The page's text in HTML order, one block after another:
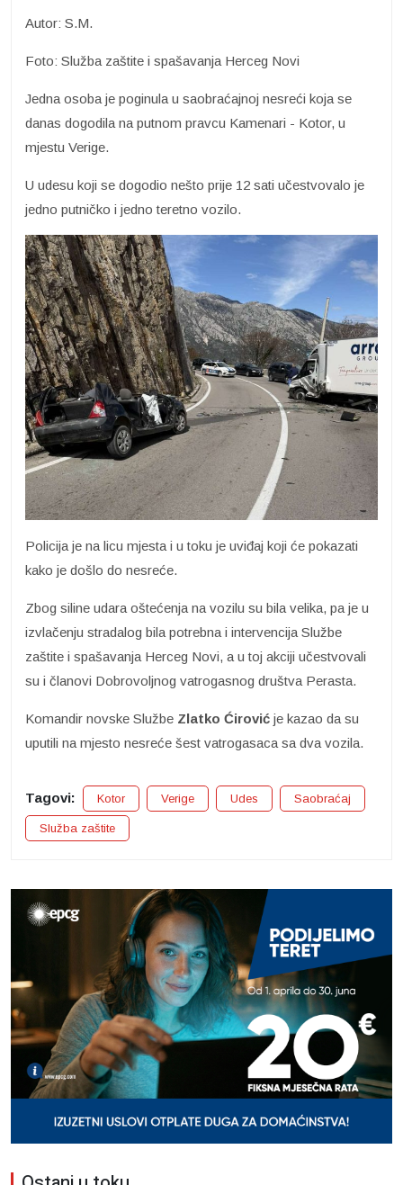
Autor: S.M.
Foto: Služba zaštite i spašavanja Herceg Novi
Jedna osoba je poginula u saobraćajnoj nesreći koja se
danas dogodila na putnom pravcu Kamenari - Kotor, u
mjestu Verige.
U udesu koji se dogodio nešto prije 12 sati učestvovalo je
jedno putničko i jedno teretno vozilo.
Policija je na licu mjesta i u toku je uviđaj koji će pokazati
kako je došlo do nesreće.
Zbog siline udara oštećenja na vozilu su bila velika, pa je u
izvlačenju stradalog bila potrebna i intervencija Službe
zaštite i spašavanja Herceg Novi, a u toj akciji učestvovali
su i članovi Dobrovoljnog vatrogasnog društva Perasta.
Komandir novske Službe Zlatko Ćirović je kazao da su
uputili na mjesto nesreće šest vatrogasaca sa dva vozila.
Tagovi: Kotor Verige Udes Saobraćaj
Služba zaštite